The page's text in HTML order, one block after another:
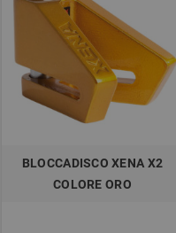
BLOCCADISCO XENA X2
COLORE ORO